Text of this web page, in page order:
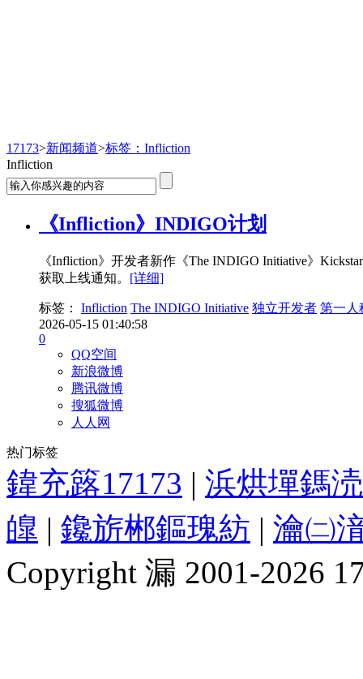
17173>新闻频道>标签：Infliction
Infliction
《Infliction》INDIGO计划
《Infliction》开发者新作《The INDIGO Initiative》
获取上线通知。 [详细]
标签： Infliction The INDIGO Initiative 独立开发者 第一人
2026-05-15 01:40:58
0
QQ空间
新浪微博
腾讯微博
搜狐微博
人人网
热门标签
鍏充簬17173 | 浜烘墠鎷
皥 | 鑱旂郴鏂瑰紡 | 瀹㈡
Copyright 漏 2001-2026